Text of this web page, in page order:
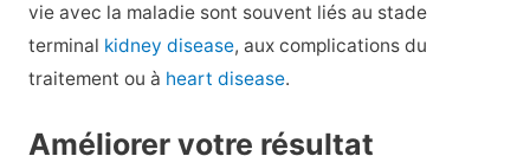
vie avec la maladie sont souvent liés au stade
terminal kidney disease, aux complications du
traitement ou à heart disease.
Améliorer votre résultat